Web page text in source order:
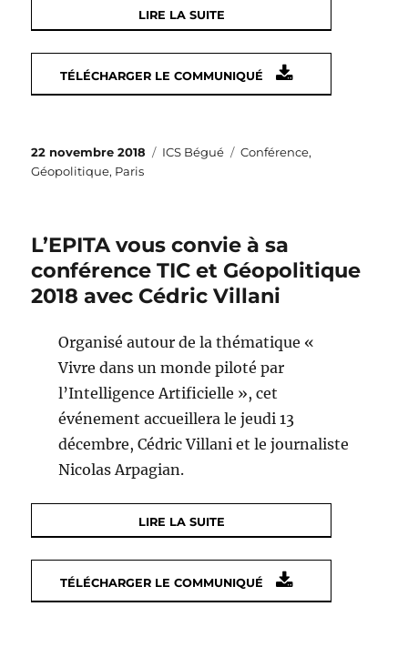
LIRE LA SUITE
TÉLÉCHARGER LE COMMUNIQUÉ
Publié
le
22 novembre 2018 Catégories
ICS Bégué Étiquettes
Conférence,
Géopolitique, Paris
L’EPITA vous convie à sa
conférence TIC et Géopolitique
2018 avec Cédric Villani
Organisé autour de la thématique «
Vivre dans un monde piloté par
l’Intelligence Artificielle », cet
événement accueillera le jeudi 13
décembre, Cédric Villani et le journaliste
Nicolas Arpagian.
LIRE LA SUITE
TÉLÉCHARGER LE COMMUNIQUÉ